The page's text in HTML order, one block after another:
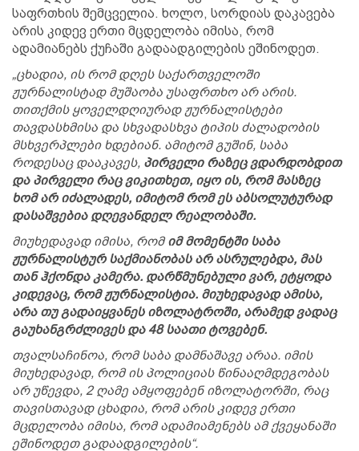
საფრთხის შემცველია. ხოლო, სორდიას დაკავება
არის კიდევ ერთი მცდელობა იმისა, რომ
ადამიანებს ქუჩაში გადაადგილების ეშინოდეთ.
„ცხადია, ის რომ დღეს საქართველოში
ჟურნალისტად მუშაობა უსაფრთხო არ არის.
თითქმის ყოველდღიურად ჟურნალისტები
თავდასხმისა და სხვადასხვა ტიპის ძალადობის
მსხვერპლები ხდებიან. ამიტომ გუშინ, საბა
როდესაც დააკავეს, პირველი რაზეც ვდარდობდით
და პირველი რაც ვიკითხეთ, იყო ის, რომ მასზეც
ხომ არ იძალადეს, იმიტომ რომ ეს აბსოლუტურად
დასაშვებია დღევანდელ რეალობაში.
მიუხედავად იმისა, რომიმ მომენტში საბა
ჟურნალისტურ საქმიანობას არ ასრულებდა, მას
თან ჰქონდა კამერა. დარწმუნებული ვარ, ეტყოდა
კიდევაც, რომ ჟურნალისტია. მიუხედავად ამისა,
არა თუ გადაიყვანეს იზოლატროში, არამედ ვადაც
გაუხანგრძლივეს და 48 საათი ტოვებენ.
თვალსაჩინოა, რომ საბა დამნაშავე არაა. იმის
მიუხედავად, რომ ის პოლიციას წინააღმდეგობას
არ უწევდა, 2 ღამე ამყოფებენ იზოლატორში, რაც
თავისთავად ცხადია, რომ არის კიდევ ერთი
მცდელობა იმისა, რომ ადამიამენებს ამ ქვეყანაში
ეშინოდეთ გადაადგილების“.